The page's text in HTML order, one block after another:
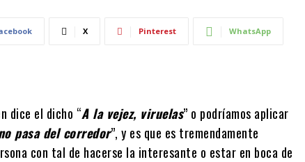
X Pinterest WhatsApp
dice el dicho “A la vejez, viruelas” o podríamos aplicar
pasa del corredor”, y es que es tremendamente
con tal de hacerse la interesante o estar en boca de